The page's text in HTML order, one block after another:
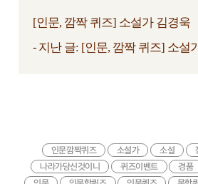
[인문, 깜짝 퀴즈] 소설가 김경욱
- 지난 글: [인문, 깜짝 퀴즈] 소설
인문깜짝퀴즈 소설가 소설
나라가당신것이니
퀴즈이벤트 경품